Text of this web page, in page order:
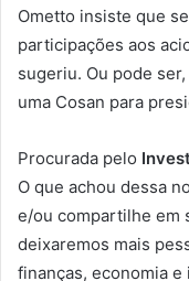
Ometto insiste que
participações aos
sugeriu. Ou pode
uma Cosan para
Procurada pelo
O que achou dessa
e/ou compartilhe em
deixaremos mais
finanças, economia